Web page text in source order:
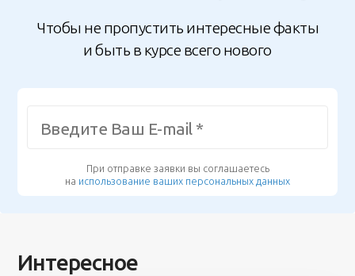
Чтобы не пропустить интересные факты
и быть в курсе всего нового
При отправке заявки вы соглашаетесь
на использование ваших персональных данных
Интересное